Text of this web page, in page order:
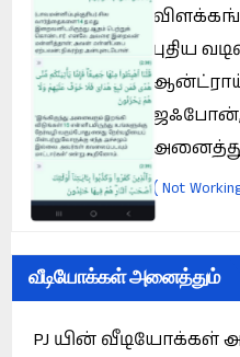
புதிய
அனைத்து
(Not
வீடியோக்கள் அனைத்தும்
PJ யின் வீடியோக்கள்